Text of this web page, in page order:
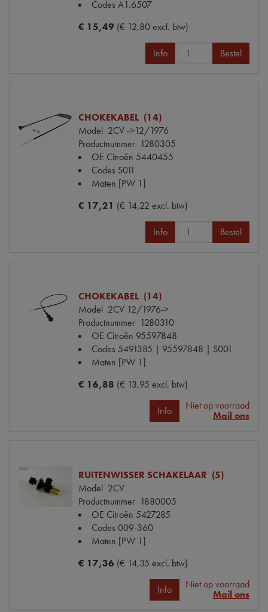
Codes A1.6507
€ 15,49 (€ 12,80 excl. btw)
Info Bestel
CHOKEKABEL (14)
Model 2CV ->12/1976
Productnummer 1280305
OE Citroën 5440455
Codes S011
Maten [PW 1]
€ 17,21 (€ 14,22 excl. btw)
Info Bestel
CHOKEKABEL (14)
Model 2CV 12/1976->
Productnummer 1280310
OE Citroën 95597848
Codes 5491385 | 95597848 | S001
Maten [PW 1]
€ 16,88 (€ 13,95 excl. btw)
Info
Niet op voorraad
Mail ons
RUITENWISSER SCHAKELAAR (5)
Model 2CV
Productnummer 1880005
OE Citroën 5427285
Codes 009-360
Maten [PW 1]
€ 17,36 (€ 14,35 excl. btw)
Info
Niet op voorraad
Mail ons